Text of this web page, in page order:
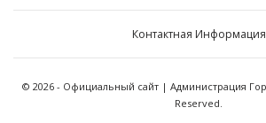
Контактная Информация
© 2026 - Официальный сайт | Администрация
Reserved.